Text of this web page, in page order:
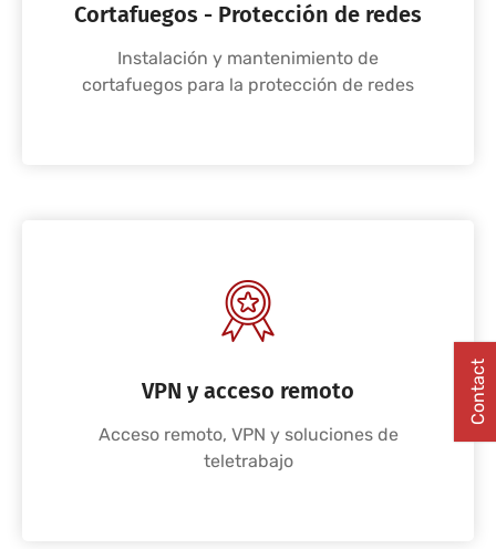
Cortafuegos - Protección de redes
Instalación y mantenimiento de
cortafuegos para la protección de redes
VPN y acceso remoto
Acceso remoto, VPN y soluciones de
teletrabajo
Contact